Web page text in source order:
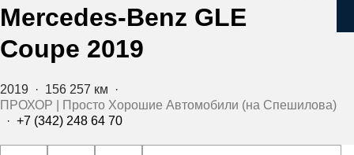
Mercedes‑Benz GLE
Coupe 2019
2019 · 156 257 км ·
ПРОХОР | Просто Хорошие Автомобили (на Спешилова)
· +7 (342) 248 64 70